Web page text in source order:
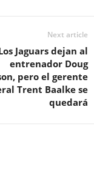
Next article
Jaguars dejan al
entrenador Doug
pero el gerente
Trent Baalke se
quedará